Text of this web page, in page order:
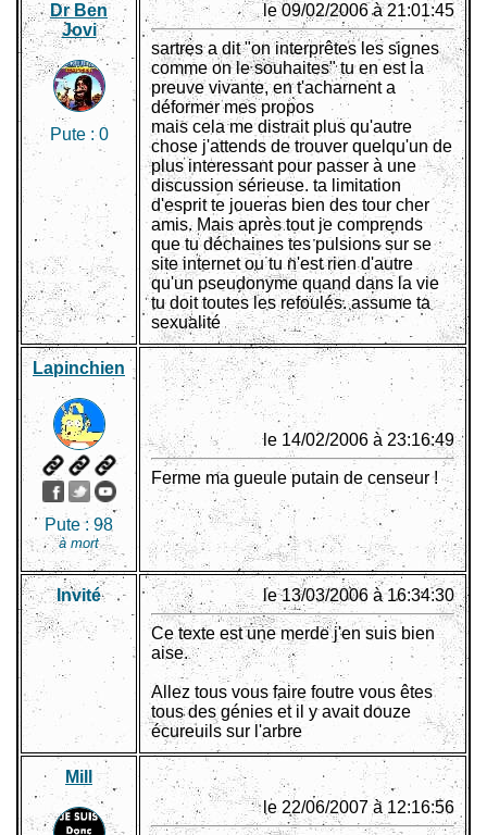
Dr Ben
Jovi
Pute :0
le 09/02/2006 à 21:01:45
sartres a dit "on interprêtes les signes
comme on le souhaites" tu en est la
preuve vivante, en t'acharnent a
déformer mes propos
mais cela me distrait plus qu'autre
chose j'attends de trouver quelqu'un de
plus interessant pour passer à une
discussion sérieuse. ta limitation
d'esprit te joueras bien des tour cher
amis. Mais après tout je comprends
que tu déchaines tes pulsions sur se
site internet ou tu n'est rien d'autre
qu'un pseudonyme quand dans la vie
tu doit toutes les refoulés. assume ta
sexualité
Lapinchien
Pute : 98
à mort
le 14/02/2006 à 23:16:49
Ferme ma gueule putain de censeur !
Invité le 13/03/2006 à 16:34:30
Ce texte est une merde j'en suis bien
aise.
Allez tous vous faire foutre vous êtes
tous des génies et il y avait douze
écureuils sur l'arbre
Mill
le 22/06/2007 à 12:16:56